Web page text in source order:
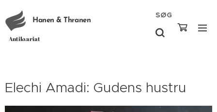
Hanen & Thranen
Antikvariat
SØG
Elechi Amadi: Gudens hustru